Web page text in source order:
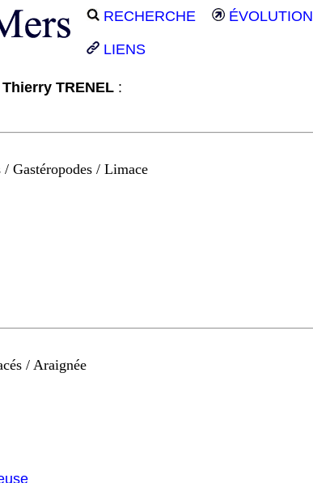
RECHERCHE ÉVOLUTION
LIENS
Thierry TRENEL :
Gastéropodes / Limace
/ Araignée